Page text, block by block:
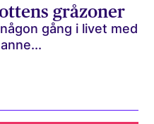
gråzoner
gång i livet med